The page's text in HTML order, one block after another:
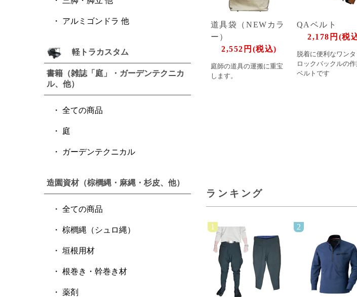
道具袋（NEWカラ
ー）
2,552円(税込)
庭師の道具の運搬に重宝
します。
QAベルト
2,178円(税
脱着に便利なワンタ
ロックバックルの作
ベルトです
ランキング
1 2
アルミゴンドラ 他
軽トラカスタム
書籍（雑誌「庭」・ガーデンテクニカ
ル、他）
全ての商品
庭
ガーデンテクニカル
造園資材（棕櫚縄・麻縄・杉皮、他）
全ての商品
棕櫚縄（シュロ縄）
垣根用材
根巻き・幹巻き材
薬剤